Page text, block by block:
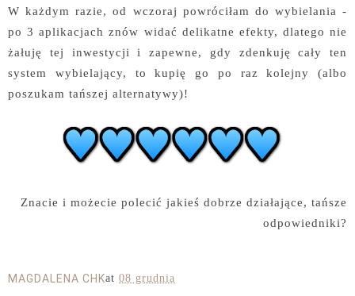
W każdym razie, od wczoraj powróciłam do wybielania -
po 3 aplikacjach znów widać delikatne efekty, dlatego nie
żałuję tej inwestycji i zapewne, gdy zdenkuję cały ten
system wybielający, to kupię go po raz kolejny (albo
poszukam tańszej alternatywy)!
Znacie i możecie polecić jakieś dobrze działające, tańsze
odpowiedniki?
MAGDALENA CHKat 08 grudnia